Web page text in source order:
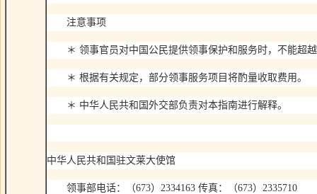
注意事项
＊ 领事官员对中国公民提供领事保护和服务时，不能超越
＊ 根据有关规定，部分领事服务项目将酌量收取费用。
＊ 中华人民共和国外交部负责对本指南进行解释。
中华人民共和国驻文莱大使馆
领事部电话：（673）2334163 传真：（673）2335710